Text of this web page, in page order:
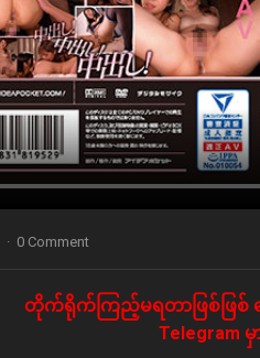
· 0 Comment
တိုက်ရိုက်ကြည့်မရတာဖြစ်ဖြစ် ဒေ
Telegram မှ